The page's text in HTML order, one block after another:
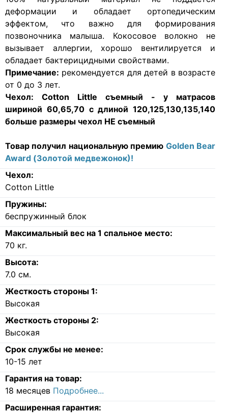
деформации и обладает ортопедическим
эффектом, что важно для формирования
позвоночника малыша. Кокосовое волокно не
вызывает аллергии, хорошо вентилируется и
обладает бактерицидными свойствами.
Примечание: рекомендуется для детей в возрасте
от 0 до 3 лет.
Чехол: Cotton Little съемный - у матрасов
шириной 60,65,70 с длиной 120,125,130,135,140
больше размерычехол НЕ съемный
Товар получил национальную премию Golden Bear
Award (Золотой медвежонок)!
Чехол:
Cotton Little
Пружины:
беспружинный блок
Максимальный вес на 1 спальное место:
70 кг.
Высота:
7.0 см.
Жесткость стороны 1:
Высокая
Жесткость стороны 2:
Высокая
Срок службы не менее:
10-15 лет
Гарантия на товар:
18 месяцев Подробнее...
Расширенная гарантия: